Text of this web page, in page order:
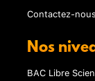
Contactez-nous
Nos
BAC Libre